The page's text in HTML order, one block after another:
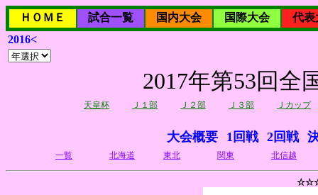
ＨＯＭＥ 試合一覧 国内大会 国際大会
代表
2016<
2017年第53回全
天皇杯 Ｊ１部 Ｊ２部 Ｊ３部 Ｊカップ
大会概要 1回戦 2回戦
一覧 北海道 東北 関東 北信越